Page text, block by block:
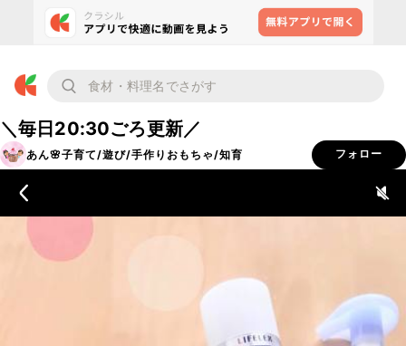
＼毎日20:30ごろ更新／
あん🌸子育て/遊び/手作りおもちゃ/知育 フォロー